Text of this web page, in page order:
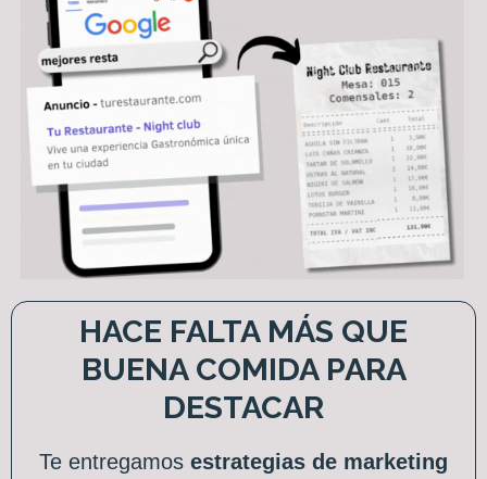
HACE FALTA MÁS QUE
BUENA COMIDA PARA
DESTACAR
Te entregamos estrategias de marketing